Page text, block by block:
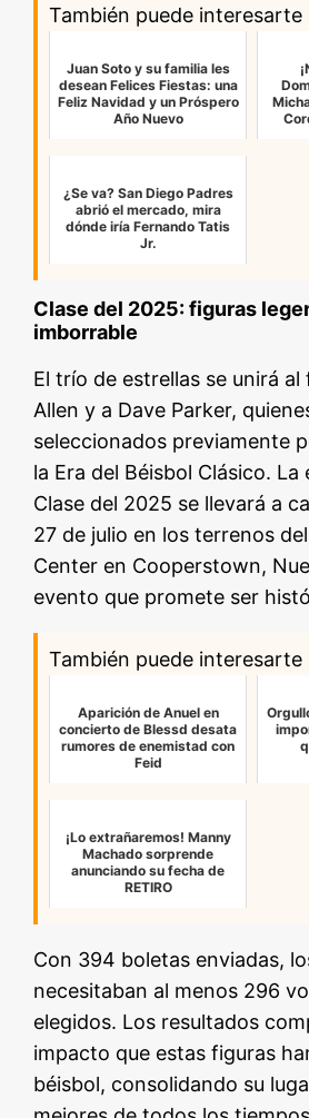
También puede interesarte
Juan Soto y su familia les
desean Felices Fiestas: una
Feliz Navidad y un Próspero
Año Nuevo
¿Se va? San Diego Padres
abrió el mercado, mira
dónde iría Fernando Tatis
Jr.
Clase del 2025: figuras
imborrable
El trío de estrellas se unirá
Allen y a Dave Parker,
seleccionados previamente
la Era del Béisbol Clásico. La
Clase del 2025 se llevará a
27 de julio en los terrenos
Center en Cooperstown,
evento que promete ser
También puede interesarte
Aparición de Anuel en
concierto de Blessd desata
rumores de enemistad con
Feid
¡Lo extrañaremos! Manny
Machado sorprende
anunciando su fecha de
RETIRO
Con 394 boletas enviadas,
necesitaban al menos 296
elegidos. Los resultados
impacto que estas figuras
béisbol, consolidando su